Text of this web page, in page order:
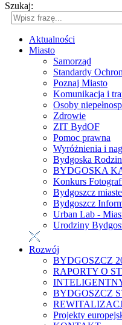
Szukaj:
Aktualności
Miasto
Samorząd
Standardy
Poznaj Miasto
Komunikacja i
Osoby
Zdrowie
ZIT BydOF
Pomoc prawna
Wyróżnienia i
Bydgoska
BYDGOSKA
Konkurs
Bydgoszcz
Bydgoszcz
Urban Lab -
Urodziny
Rozwój
BYDGOSZCZ
RAPORTY O
BYDGOSZCZ
Projekty